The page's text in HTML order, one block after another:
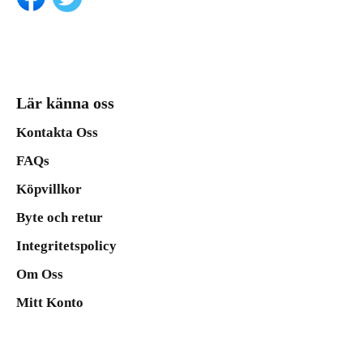
Lär känna oss
Kontakta Oss
FAQs
Köpvillkor
Byte och retur
Integritetspolicy
Om Oss
Mitt Konto